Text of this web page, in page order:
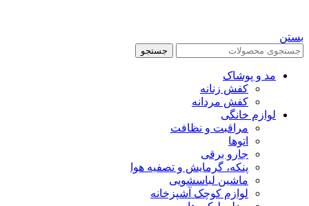
بستن
جستجو
مد و پوشاک
کفش زنانه
کفش مردانه
لوازم خانگی
مراقبت و نظافت
اتوها
جارو برقی
پنکه، گرمایش و تصفیه هوا
ماشین لباسشویی
لوازم کوچک آشپزخانه